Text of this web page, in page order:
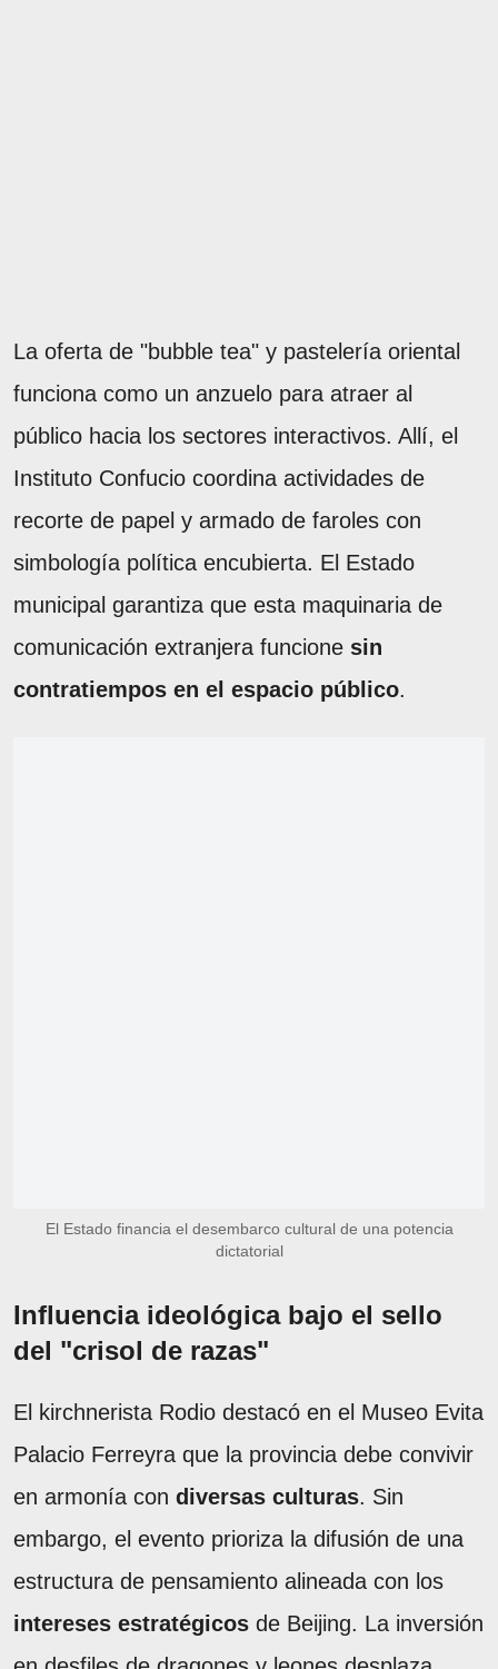
La oferta de "bubble tea" y pastelería oriental
funciona como un anzuelo para atraer al
público hacia los sectores interactivos. Allí, el
Instituto Confucio coordina actividades de
recorte de papel y armado de faroles con
simbología política encubierta. El Estado
municipal garantiza que esta maquinaria de
comunicación extranjera funcione sin
contratiempos en el espacio público.
El Estado financia el desembarco cultural de una potencia
dictatorial
Influencia ideológica bajo el sello
del "crisol de razas"
El kirchnerista Rodio destacó en el Museo Evita
Palacio Ferreyra que la provincia debe convivir
en armonía con diversas culturas. Sin
embargo, el evento prioriza la difusión de una
estructura de pensamiento alineada con los
intereses estratégicos de Beijing. La inversión